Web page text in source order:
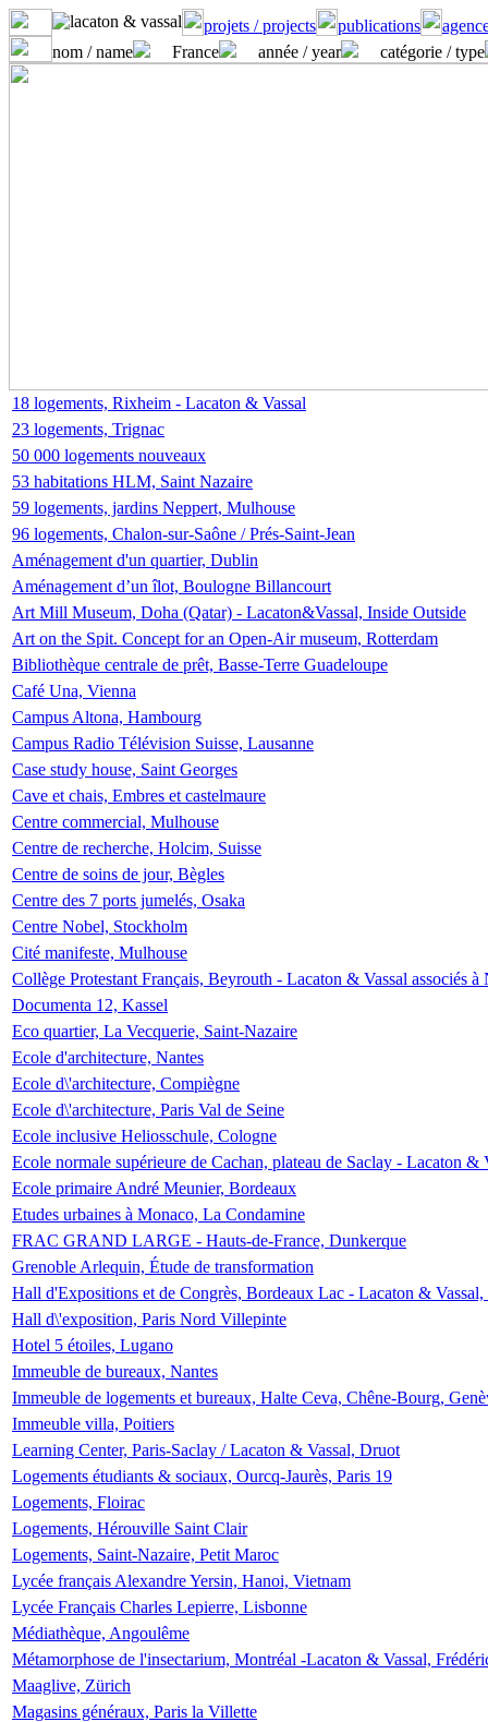
projets / projects publications
nom / name
France année / year catégorie / type
18 logements, Rixheim - Lacaton & Vassal
23 logements, Trignac
50 000 logements nouveaux
53 habitations HLM, Saint Nazaire
59 logements, jardins Neppert, Mulhouse
96 logements, Chalon-sur-Saône / Prés-Saint-Jean
Aménagement d'un quartier, Dublin
Aménagement d’un îlot, Boulogne Billancourt
Art Mill Museum, Doha (Qatar) - Lacaton&Vassal, Inside Outside
Art on the Spit. Concept for an Open-Air museum, Rotterdam
Bibliothèque centrale de prêt, Basse-Terre Guadeloupe
Café Una, Vienna
Campus Altona, Hambourg
Campus Radio Télévision Suisse, Lausanne
Case study house, Saint Georges
Cave et chais, Embres et castelmaure
Centre commercial, Mulhouse
Centre de recherche, Holcim, Suisse
Centre de soins de jour, Bègles
Centre des 7 ports jumelés, Osaka
Centre Nobel, Stockholm
Cité manifeste, Mulhouse
Collège Protestant Français, Beyrouth - Lacaton & Vassal associés
Documenta 12, Kassel
Eco quartier, La Vecquerie, Saint-Nazaire
Ecole d'architecture, Nantes
Ecole d\'architecture, Compiègne
Ecole d\'architecture, Paris Val de Seine
Ecole inclusive Heliosschule, Cologne
Ecole normale supérieure de Cachan, plateau de Saclay - Lacaton &
Ecole primaire André Meunier, Bordeaux
Etudes urbaines à Monaco, La Condamine
FRAC GRAND LARGE - Hauts-de-France, Dunkerque
Grenoble Arlequin, Étude de transformation
Hall d'Expositions et de Congrès, Bordeaux Lac - Lacaton &
Hall d\'exposition, Paris Nord Villepinte
Hotel 5 étoiles, Lugano
Immeuble de bureaux, Nantes
Immeuble de logements et bureaux, Halte Ceva, Chêne-Bourg,
Immeuble villa, Poitiers
Learning Center, Paris-Saclay / Lacaton & Vassal, Druot
Logements étudiants & sociaux, Ourcq-Jaurès, Paris 19
Logements, Floirac
Logements, Hérouville Saint Clair
Logements, Saint-Nazaire, Petit Maroc
Lycée français Alexandre Yersin, Hanoi, Vietnam
Lycée Français Charles Lepierre, Lisbonne
Médiathèque, Angoulême
Métamorphose de l'insectarium, Montréal -Lacaton & Vassal,
Maaglive, Zürich
Magasins généraux, Paris la Villette